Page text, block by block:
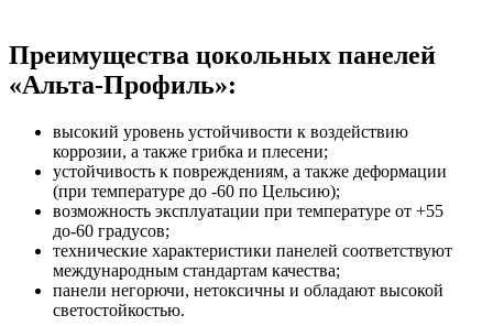
Преимущества цокольных панелей
«Альта-Профиль»:
высокий уровень устойчивости к воздействию
коррозии, а также грибка и плесени;
устойчивость к повреждениям, а также деформации
(при температуре до -60 по Цельсию);
возможность эксплуатации при температуре от +55
до-60 градусов;
технические характеристики панелей соответствуют
международным стандартам качества;
панели негорючи, нетоксичны и обладают высокой
светостойкостью.